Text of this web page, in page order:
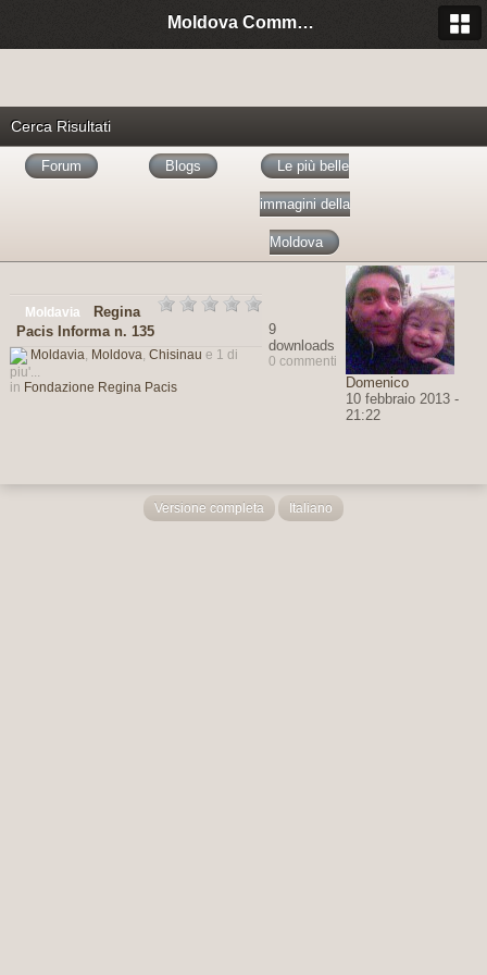
Moldova Community Italia
Cerca Risultati
Forum Blogs Le più belle
immagini della
Moldova
Moldavia
Regina
Pacis Informa n. 135
Moldavia Moldova Chisinau e 1 di
piu'...
in Fondazione Regina Pacis
9
downloads
0 commenti
Domenico
10 febbraio 2013 -
21:22
Versione completa Italiano